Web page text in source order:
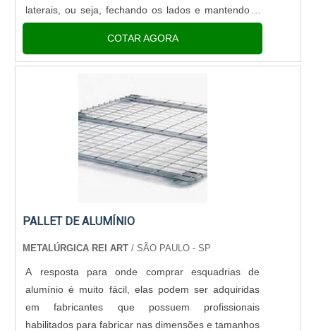
laterais, ou seja, fechando os lados e mantendo o
COTAR AGORA
PALLET DE ALUMÍNIO
METALÚRGICA REI ART / SÃO PAULO - SP
A resposta para onde comprar esquadrias de
alumínio é muito fácil, elas podem ser adquiridas
em fabricantes que possuem profissionais
habilitados para fabricar nas dimensões e tamanhos